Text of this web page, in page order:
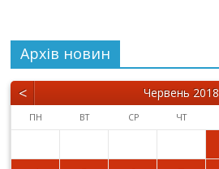
Архiв новин
< Червень 2018
ПН ВТ СР ЧТ